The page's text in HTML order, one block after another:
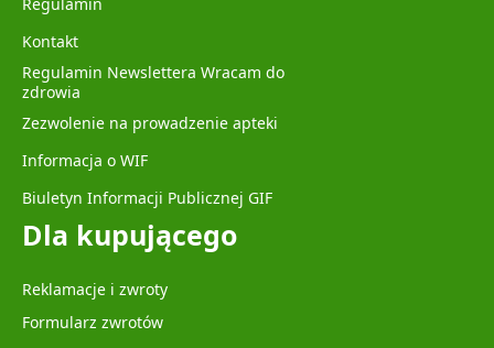
Kontakt
Regulamin Newslettera Wracam do
zdrowia
Zezwolenie na prowadzenie apteki
Informacja o WIF
Biuletyn Informacji Publicznej GIF
Dla kupującego
Reklamacje i zwroty
Formularz zwrotów